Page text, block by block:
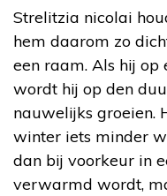
Strelitzia nicolai
hem daarom zo
een raam. Als hij op
wordt hij op den
nauwelijks groeien.
winter iets minder
dan bij voorkeur in
verwarmd wordt,